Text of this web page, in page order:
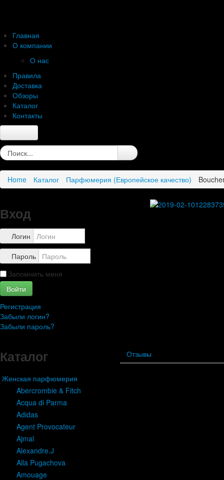
Главная
О компании
О нас
Правила
Доставка
Обзоры
Каталог
Контакты
Главная
О нас
Правила
Каталог
Home Каталог Парфюмерия (Европейское качество)
Вход
Логин
Пароль
Запомнить меня
Войти
Регистрация
Забыли логин?
Забыли пароль?
Каталог
Женская парфюмерия
Abercrombie & Fitch
Acqua di Parma
Adidas
Agent Provocateur
Ajmal
Alexandre.J
Alla Pugachova
Amouage
Отзывы